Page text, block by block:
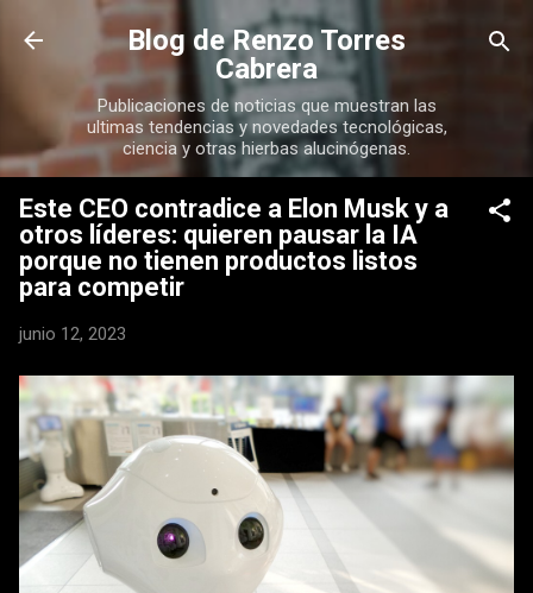
Ir al contenido principal
Blog de Renzo Torres
Cabrera
Publicaciones de noticias que muestran las
ultimas tendencias y novedades tecnológicas,
ciencia y otras hierbas alucinógenas.
Este CEO contradice a Elon Musk y a
otros líderes: quieren pausar la IA
porque no tienen productos listos
para competir
junio 12, 2023